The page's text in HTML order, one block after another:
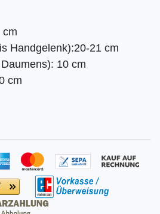
cm
Handgelenk):20-21 cm
10 cm
cm